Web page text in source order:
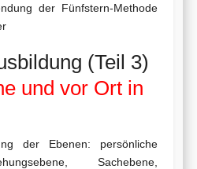
der Fünfstern-Methode
(Teil 3)
und vor Ort in
der Ebenen: persönliche
Sachebene,